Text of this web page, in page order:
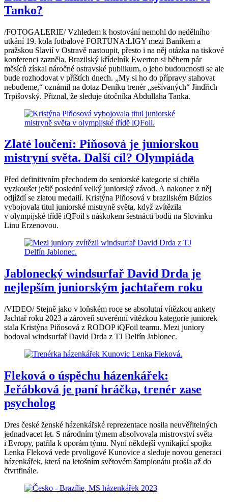
Tanko?
/FOTOGALERIE/ Vzhledem k hostování nemohl do nedělního
utkání 19. kola fotbalové FORTUNA:LIGY mezi Baníkem a
pražskou Slavií v Ostravě nastoupit, přesto i na něj otázka na tiskové
konferenci zazněla. Brazilský křídelník Ewerton si během pár
měsíců získal náročné ostravské publikum, o jeho budoucnosti se ale
bude rozhodovat v příštích dnech. „My si ho do přípravy stahovat
nebudeme,“ oznámil na dotaz Deníku trenér „sešívaných“ Jindřich
Trpišovský. Přiznal, že sleduje útočníka Abdullaha Tanka.
Zlaté loučení: Piňosová je juniorskou
mistryní světa. Další cíl? Olympiáda
Před definitivním přechodem do seniorské kategorie si chtěla
vyzkoušet ještě poslední velký juniorský závod. A nakonec z něj
odjíždí se zlatou medailí. Kristýna Piňosová v brazilském Búzios
vybojovala titul juniorské mistryně světa, když zvítězila
v olympijské třídě iQFoil s náskokem šestnácti bodů na Slovinku
Linu Erzenovou.
Jablonecký windsurfař David Drda je
nejlepším juniorským jachtařem roku
/VIDEO/ Stejně jako v loňském roce se absolutní vítězkou ankety
Jachtař roku 2023 a zároveň suverénní vítězkou kategorie juniorek
stala Kristýna Piňosová z RODOP iQFoil teamu. Mezi juniory
bodoval windsurfař David Drda z TJ Delfín Jablonec.
Fleková o úspěchu házenkářek:
Jeřábková je paní hráčka, trenér zase
psycholog
Dres české ženské házenkářské reprezentace nosila neuvěřitelných
jednadvacet let. S národním týmem absolvovala mistrovství světa
i Evropy, patřila k oporám týmu. Nyní někdejší vynikající spojka
Lenka Fleková vede prvoligové Kunovice a sleduje novou generaci
házenkářek, která na letošním světovém šampionátu prošla až do
čtvrtfinále.